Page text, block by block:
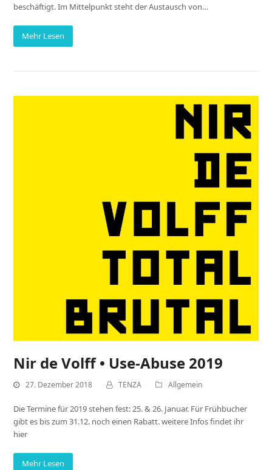
beschäftigt. Im Mittelpunkt steht der Austausch von…
Mehr Lesen
Nir de Volff • Use-Abuse 2019
27. Dezember 2018 TENZA Allgemein
Die Termine für 2019 stehen fest: 25. & 26. Januar. Für Frühbucher
gibt es bis zum 31.12. noch einen Rabatt. weitere Infos findet ihr
hier
Mehr Lesen